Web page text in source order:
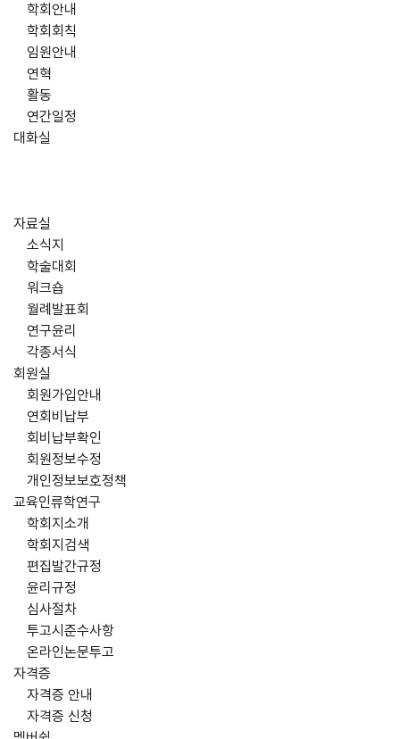
학회안내
학회회칙
임원안내
연혁
활동
연간일정
대화실
자료실
소식지
학술대회
워크숍
월례발표회
연구윤리
각종서식
회원실
회원가입안내
연회비납부
회비납부확인
회원정보수정
개인정보보호정책
교육인류학연구
학회지소개
학회지검색
편집발간규정
윤리규정
심사절차
투고시준수사항
온라인논문투고
자격증
자격증 안내
자격증 신청